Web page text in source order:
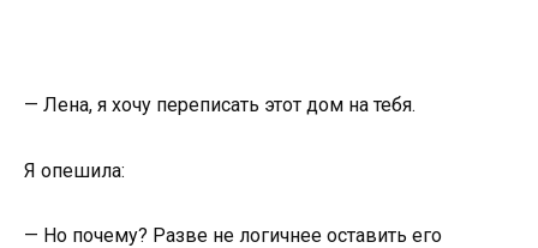
— Лена, я хочу переписать этот дом на тебя.
Я опешила:
— Но почему? Разве не логичнее оставить его